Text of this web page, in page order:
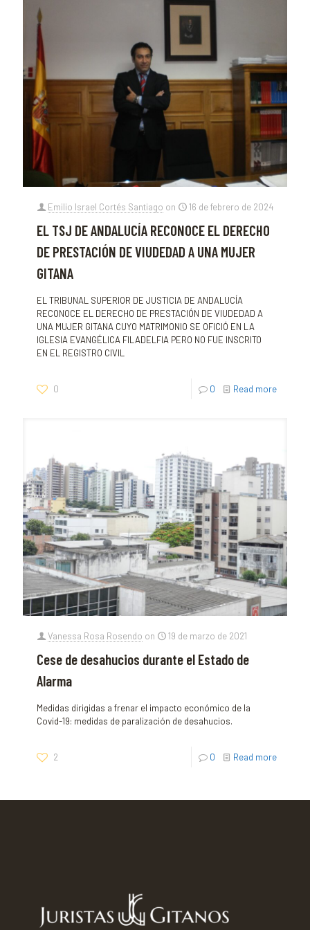
Emilio Israel Cortés Santiago on 16 de febrero de 2024
EL TSJ DE ANDALUCÍA RECONOCE EL DERECHO
DE PRESTACIÓN DE VIUDEDAD A UNA MUJER
GITANA
EL TRIBUNAL SUPERIOR DE JUSTICIA DE ANDALUCÍA
RECONOCE EL DERECHO DE PRESTACIÓN DE VIUDEDAD A
UNA MUJER GITANA CUYO MATRIMONIO SE OFICIÓ EN LA
IGLESIA EVANGÉLICA FILADELFIA PERO NO FUE INSCRITO
EN EL REGISTRO CIVIL
0 0 Read more
Vanessa Rosa Rosendo on 19 de marzo de 2021
Cese de desahucios durante el Estado de
Alarma
Medidas dirigidas a frenar el impacto económico de la
Covid-19: medidas de paralización de desahucios.
2 0 Read more